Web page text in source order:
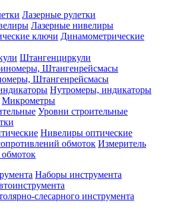
Лазерные рулетки
Лазерные нивелиры
Динамометрические
Штангенциркули
Штангенрейсмасы
Нутромеры, индикаторы
Микрометры
Уровни строительные
Нивелиры оптические
Измеритель
Наборы инструмента
слесарного инструмента